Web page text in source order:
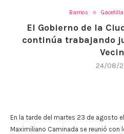
Barrios
El Gobierno de la
continúa trabajando
24/08/
En la tarde del martes 23 de agosto
Maximiliano Caminada se reunió con